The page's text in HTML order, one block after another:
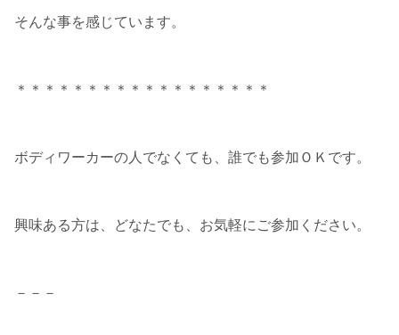
そんな事を感じています。
＊＊＊＊＊＊＊＊＊＊＊＊＊＊＊＊＊＊
ボディワーカーの人でなくても、誰でも参加ＯＫです。
興味ある方は、どなたでも、お気軽にご参加ください。
－－－